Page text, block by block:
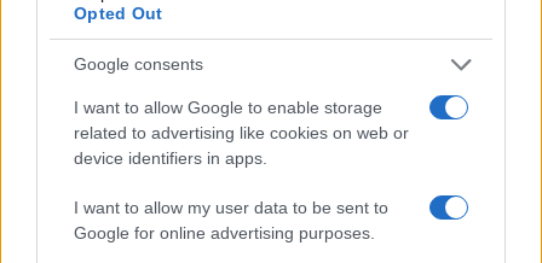
Opted Out
Google consents
I want to allow Google to enable storage
related to advertising like cookies on web or
device identifiers in apps.
I want to allow my user data to be sent to
Google for online advertising purposes.
πανδημίας ,νομίζω ότι αποτελεί μονόδρομο η προσπάθεια
απόκτησης είτε Α.Β είτε Tico ,γιατί δεν βλέπω πως και από που
θα μπορούσαν να βρεθούν χρήματα για τις Bel .
Εκτιμώ ότι πολύ σύντομα στο ΥΠΕΘΑ θα προσαρμόσουν τα
σχέδια τους και θα τα κάνουν σύμφωνα με τις νέες οικονομικές
συνθήκες .Και βέβαια σ αυτή τη περίπτωση χτυπάμε ακόμη μια
ανήκουν στην δύναμη του Π.Ν
Εχω την άποψη ότι στο ΥΠΕΘΑ θα πρέπει να κάνουν βαθύτατες